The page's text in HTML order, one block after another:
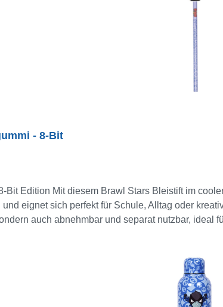
- 8-Bit
Bit Edition Mit diesem Brawl Stars Bleistift im
eignet sich perfekt für Schule, Alltag oder
auch abnehmbar und separat nutzbar,